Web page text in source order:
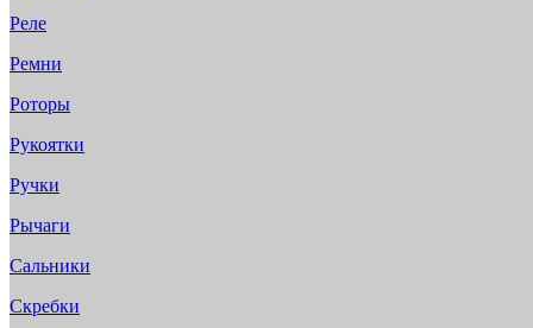
Реле
Ремни
Роторы
Рукоятки
Ручки
Рычаги
Сальники
Скребки